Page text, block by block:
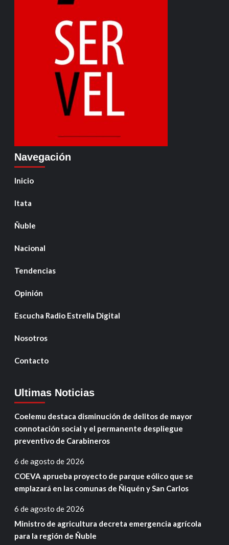
Navegación
Inicio
Itata
Ñuble
Nacional
Tendencias
Opinión
Escucha Radio Estrella Digital
Nosotros
Contacto
Ultimas Noticias
Coelemu destaca disminución de delitos de mayor
connotación social y el permanente despliegue
preventivo de Carabineros
6 de agosto de 2026
COEVA aprueba proyecto de parque eólico que se
emplazará en las comunas de Ñiquén y San Carlos
6 de agosto de 2026
Ministro de agricultura decreta emergencia agrícola
para la región de Ñuble